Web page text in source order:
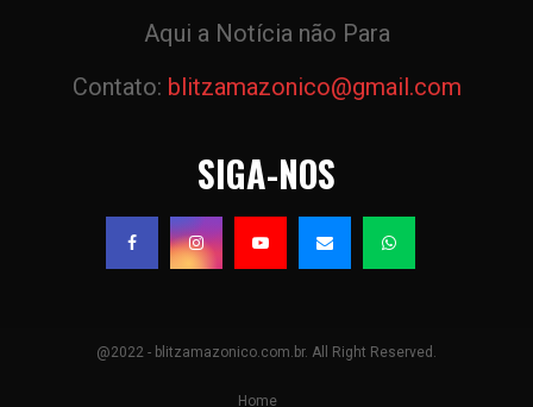
Aqui a Notícia não Para
Contato: blitzamazonico@gmail.com
SIGA-NOS
@2022 - blitzamazonico.com.br. All Right Reserved.
Home